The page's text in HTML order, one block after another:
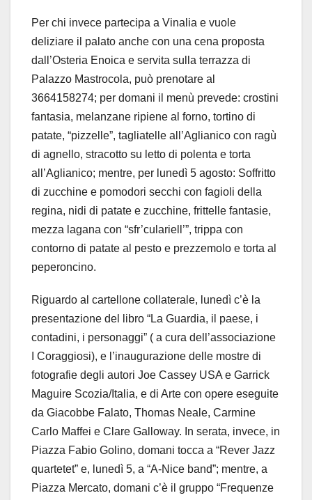
Per chi invece partecipa a Vinalia e vuole
deliziare il palato anche con una cena proposta
dall’Osteria Enoica e servita sulla terrazza di
Palazzo Mastrocola, può prenotare al
3664158274; per domani il menù prevede: crostini
fantasia, melanzane ripiene al forno, tortino di
patate, “pizzelle”, tagliatelle all’Aglianico con ragù
di agnello, stracotto su letto di polenta e torta
all’Aglianico; mentre, per lunedì 5 agosto: Soffritto
di zucchine e pomodori secchi con fagioli della
regina, nidi di patate e zucchine, frittelle fantasie,
mezza lagana con “sfr’culariell’”, trippa con
contorno di patate al pesto e prezzemolo e torta al
peperoncino.
Riguardo al cartellone collaterale, lunedì c’è la
presentazione del libro “La Guardia, il paese, i
contadini, i personaggi” ( a cura dell’associazione
I Coraggiosi), e l’inaugurazione delle mostre di
fotografie degli autori Joe Cassey USA e Garrick
Maguire Scozia/Italia, e di Arte con opere eseguite
da Giacobbe Falato, Thomas Neale, Carmine
Carlo Maffei e Clare Galloway. In serata, invece, in
Piazza Fabio Golino, domani tocca a “Rever Jazz
quartetet” e, lunedì 5, a “A-Nice band”; mentre, a
Piazza Mercato, domani c’è il gruppo “Frequenze